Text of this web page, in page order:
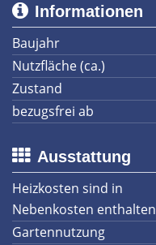
Informationen
Baujahr
Nutzfläche (ca.)
Zustand
bezugsfrei ab
Ausstattung
Heizkosten sind in
Nebenkosten enthalten
Gartennutzung